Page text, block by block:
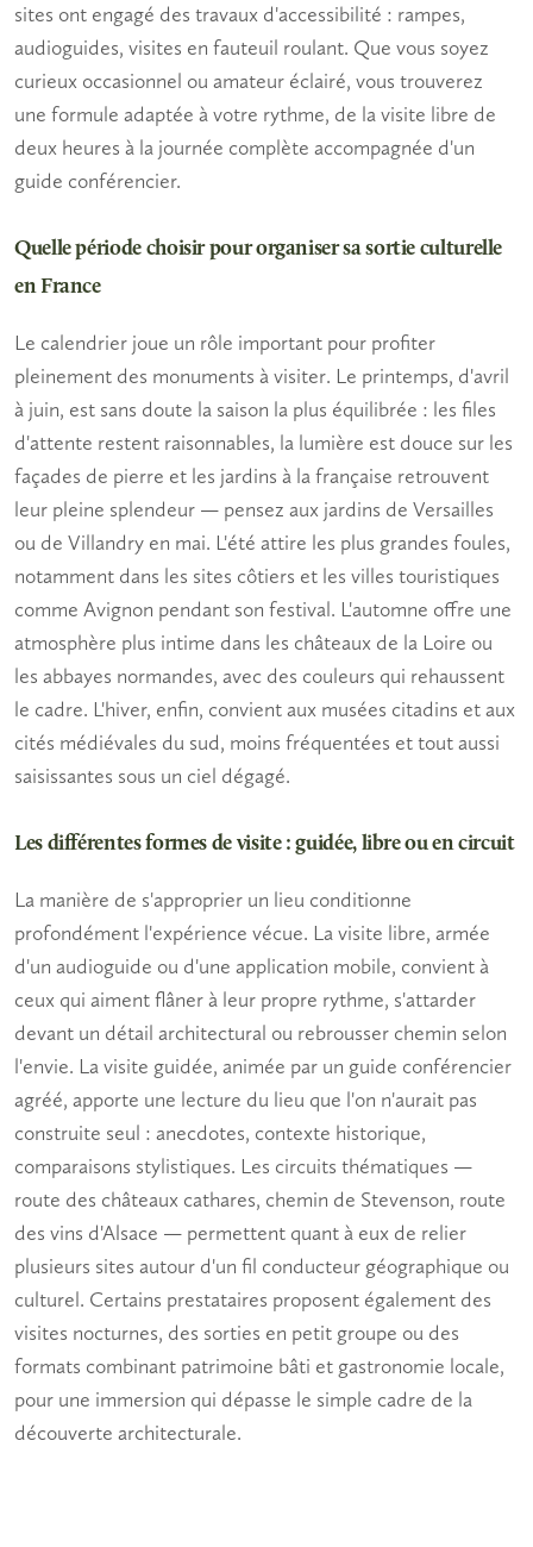
sites ont engagé des travaux d'accessibilité : rampes,
audioguides, visites en fauteuil roulant. Que vous soyez
curieux occasionnel ou amateur éclairé, vous trouverez
une formule adaptée à votre rythme, de la visite libre de
deux heures à la journée complète accompagnée d'un
guide conférencier.
Quelle période choisir pour organiser sa sortie culturelle
en France
Le calendrier joue un rôle important pour profiter
pleinement des monuments à visiter. Le printemps, d'avril
à juin, est sans doute la saison la plus équilibrée : les files
d'attente restent raisonnables, la lumière est douce sur les
façades de pierre et les jardins à la française retrouvent
leur pleine splendeur — pensez aux jardins de Versailles
ou de Villandry en mai. L'été attire les plus grandes foules,
notamment dans les sites côtiers et les villes touristiques
comme Avignon pendant son festival. L'automne offre une
atmosphère plus intime dans les châteaux de la Loire ou
les abbayes normandes, avec des couleurs qui rehaussent
le cadre. L'hiver, enfin, convient aux musées citadins et aux
cités médiévales du sud, moins fréquentées et tout aussi
saisissantes sous un ciel dégagé.
Les différentes formes de visite : guidée, libre ou en circuit
La manière de s'approprier un lieu conditionne
profondément l'expérience vécue. La visite libre, armée
d'un audioguide ou d'une application mobile, convient à
ceux qui aiment flâner à leur propre rythme, s'attarder
devant un détail architectural ou rebrousser chemin selon
l'envie. La visite guidée, animée par un guide conférencier
agréé, apporte une lecture du lieu que l'on n'aurait pas
construite seul : anecdotes, contexte historique,
comparaisons stylistiques. Les circuits thématiques —
route des châteaux cathares, chemin de Stevenson, route
des vins d'Alsace — permettent quant à eux de relier
plusieurs sites autour d'un fil conducteur géographique ou
culturel. Certains prestataires proposent également des
visites nocturnes, des sorties en petit groupe ou des
formats combinant patrimoine bâti et gastronomie locale,
pour une immersion qui dépasse le simple cadre de la
découverte architecturale.